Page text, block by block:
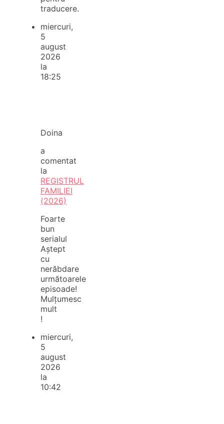
traducere.
miercuri,
5
august
2026
la
18:25
Doina
a
comentat
la
REGISTRUL
FAMILIEI
(2026)
Foarte
bun
serialul
Aștept
cu
nerăbdare
următoarele
episoade!
Mulțumesc
mult
!
miercuri,
5
august
2026
la
10:42